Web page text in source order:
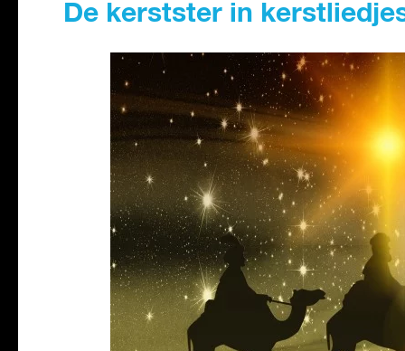
De kerstster in